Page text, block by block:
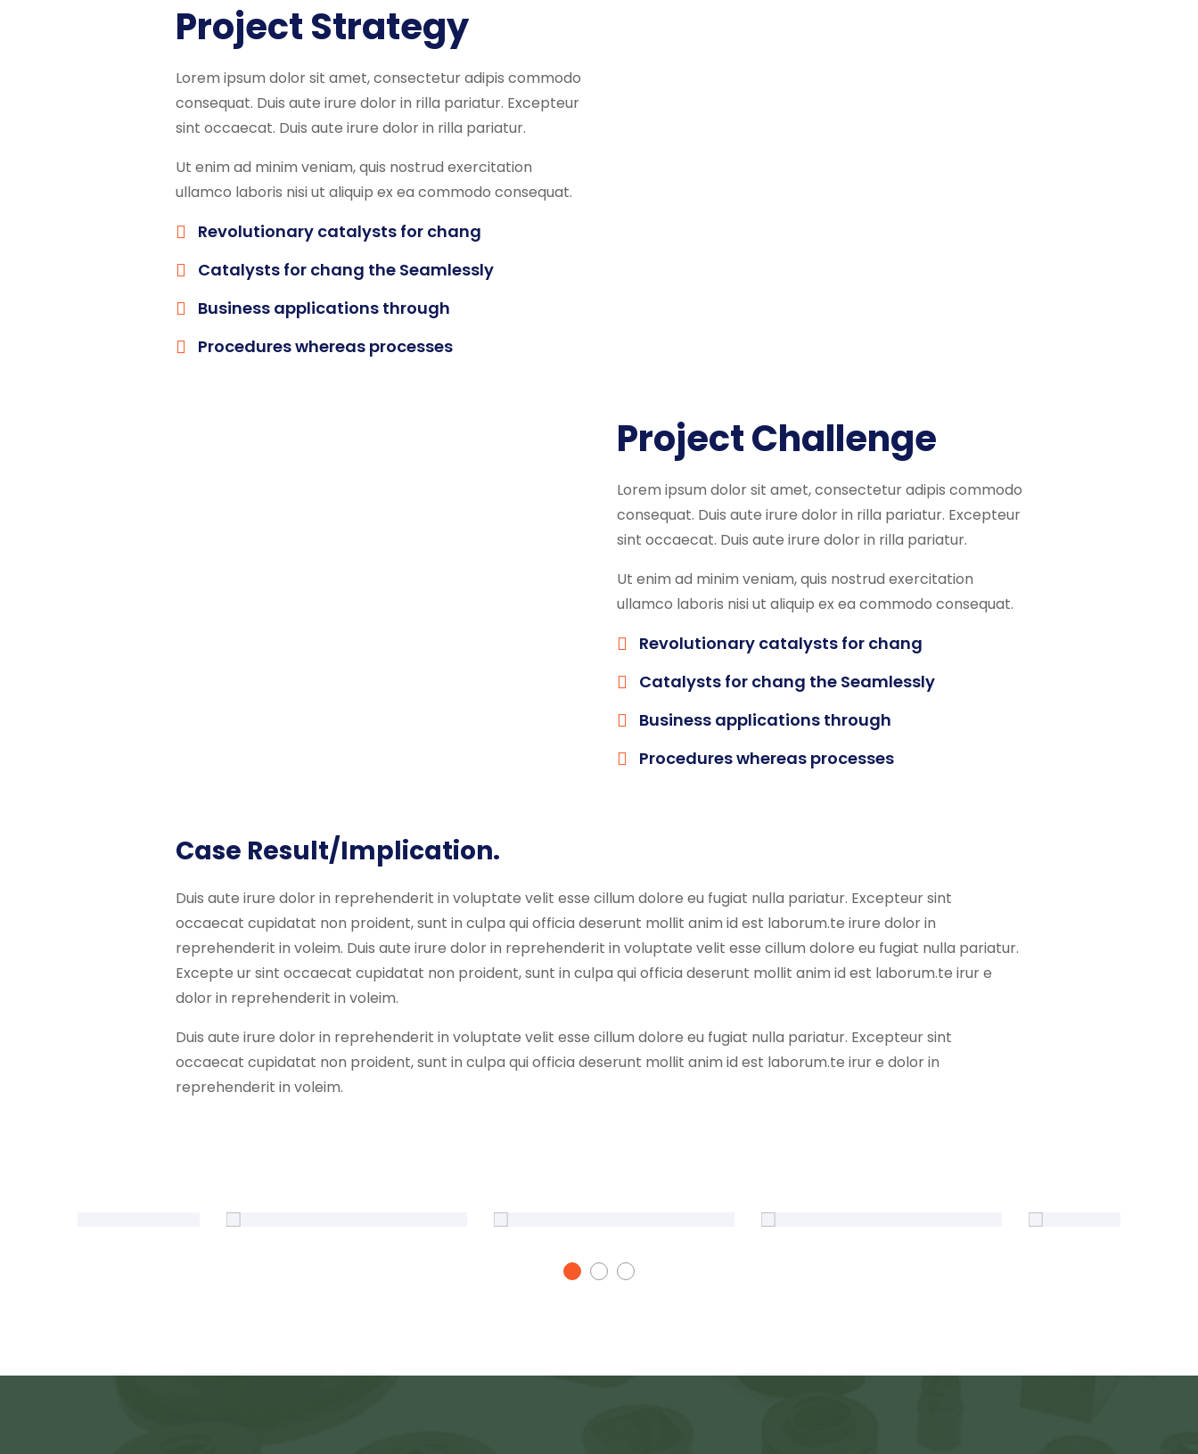
Project Strategy
Lorem ipsum dolor sit amet, consectetur adipis commodo
consequat. Duis aute irure dolor in rilla pariatur. Excepteur
sint occaecat. Duis aute irure dolor in rilla pariatur.
Ut enim ad minim veniam, quis nostrud exercitation
ullamco laboris nisi ut aliquip ex ea commodo consequat.
Revolutionary catalysts for chang
Catalysts for chang the Seamlessly
Business applications through
Procedures whereas processes
Project Challenge
Lorem ipsum dolor sit amet, consectetur adipis commodo
consequat. Duis aute irure dolor in rilla pariatur. Excepteur
sint occaecat. Duis aute irure dolor in rilla pariatur.
Ut enim ad minim veniam, quis nostrud exercitation
ullamco laboris nisi ut aliquip ex ea commodo consequat.
Revolutionary catalysts for chang
Catalysts for chang the Seamlessly
Business applications through
Procedures whereas processes
Case Result/Implication.
Duis aute irure dolor in reprehenderit in voluptate velit esse cillum dolore eu fugiat nulla pariatur. Excepteur sint
occaecat cupidatat non proident, sunt in culpa qui officia deserunt mollit anim id est laborum.te irure dolor in
reprehenderit in voleim. Duis aute irure dolor in reprehenderit in voluptate velit esse cillum dolore eu fugiat nulla pariatur.
Excepte ur sint occaecat cupidatat non proident, sunt in culpa qui officia deserunt mollit anim id est laborum.te irur e
dolor in reprehenderit in voleim.
Duis aute irure dolor in reprehenderit in voluptate velit esse cillum dolore eu fugiat nulla pariatur. Excepteur sint
occaecat cupidatat non proident, sunt in culpa qui officia deserunt mollit anim id est laborum.te irur e dolor in
reprehenderit in voleim.